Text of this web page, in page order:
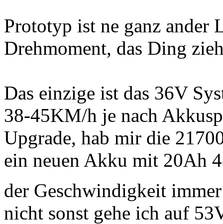
Prototyp ist ne ganz ander
Drehmoment, das Ding
Das einzige ist das 36V
38-45KM/h je nach
Upgrade, hab mir die
ein neuen Akku mit 20Ah
der Geschwindigkeit
nicht sonst gehe ich auf